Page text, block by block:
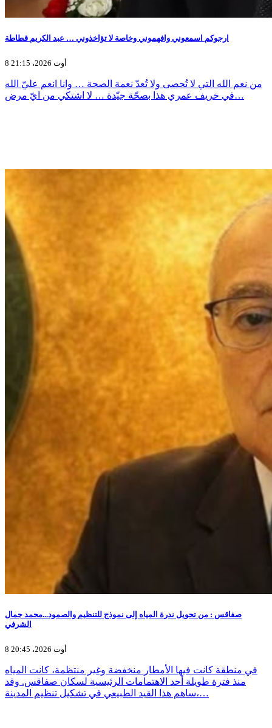
ارجوكم اسمعوني وافهموني وخاصة لا تؤاخذوني … عبد الكريم قطاطة
8 أوت 2026، 21:15
من نعم الله التي لا تُحصى ولا تُعدّ نعمة الصحة … وانا انعم عليّ الله
في خريف عمري هذا بصحّة جيّدة … لا اشتكي من ايّ مرض…
صفاقس : من تحويل ندرة المياه إلى نموذج للتنظيم والصمود...محمد جمال
الشرفي
8 أوت 2026، 20:45
في منطقة كانت فيها الأمطار منخفضة وغير منتظمة، كانت المياه
منذ فترة طويلة أحد الاهتمامات الرئيسية لسكان صفاقس. وقد
ساهم هذا القيد الطبيعي في تشكيل تنظيم المدينة،…